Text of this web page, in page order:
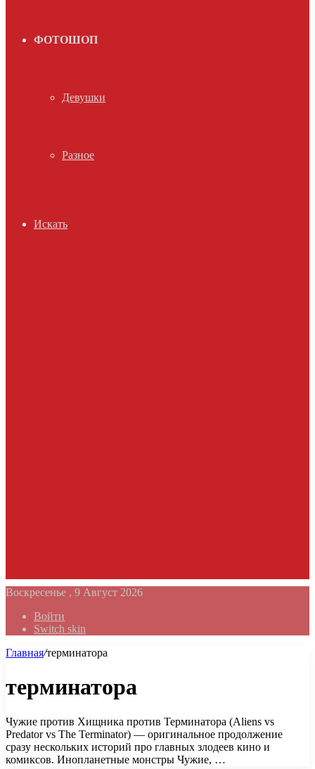
ФОТОШОП
Девушки
Разное
Искать
Воскресенье , 9 Август 2026
Войти
Switch skin
Главная/терминатора
терминатора
Чужие против Хищника против Терминатора (Aliens vs
Predator vs The Terminator) — оригинальное продолжение
сразу нескольких историй про главных злодеев кино и
комиксов. Инопланетные монстры Чужие, …